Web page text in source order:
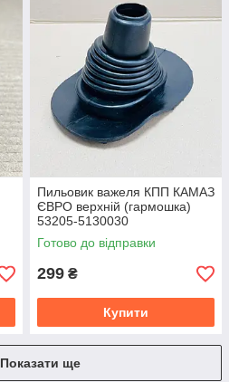
Пильовик важеля КПП КАМАЗ
ЄВРО верхній (гармошка)
53205-5130030
Готово до відправки
299 ₴
Купити
Показати ще